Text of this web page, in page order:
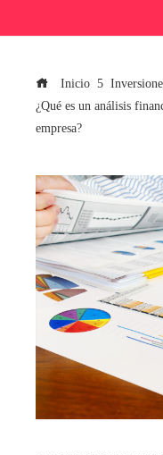
Inicio
¿Qué es un análisis
empresa?